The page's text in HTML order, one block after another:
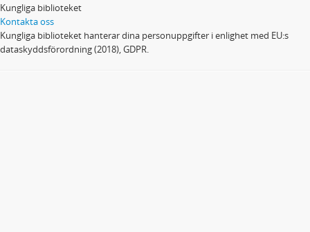
Kungliga biblioteket
Kontakta oss
Kungliga biblioteket hanterar dina personuppgifter i enlighet med EU:s
dataskyddsförordning (2018), GDPR.